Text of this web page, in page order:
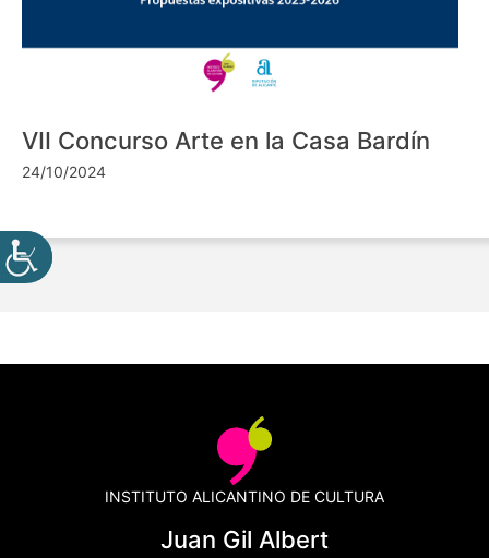
VII Concurso Arte en la Casa Bardín
24/10/2024
INSTITUTO ALICANTINO DE CULTURA
Juan Gil Albert